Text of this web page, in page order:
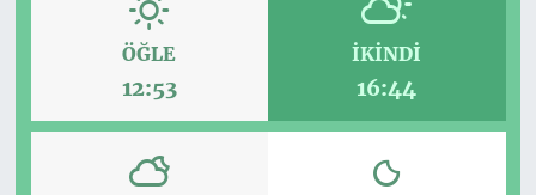
ÖĞLE
12:53
İKINDI
16:44